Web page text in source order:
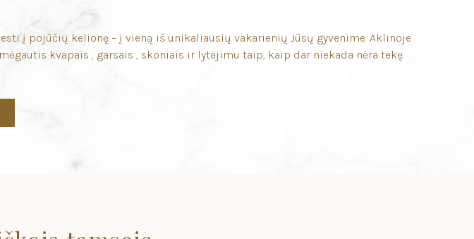
į pojūčių kelionę – į vieną iš unikaliausių vakarienių Jūsų gyvenime. Aklinoje
kvapais , garsais , skoniais ir lytėjimu taip, kaip dar niekada nėra tekę.